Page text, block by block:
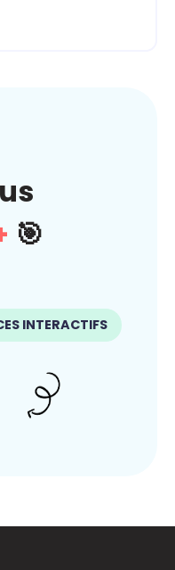
🎯
INTERACTIFS